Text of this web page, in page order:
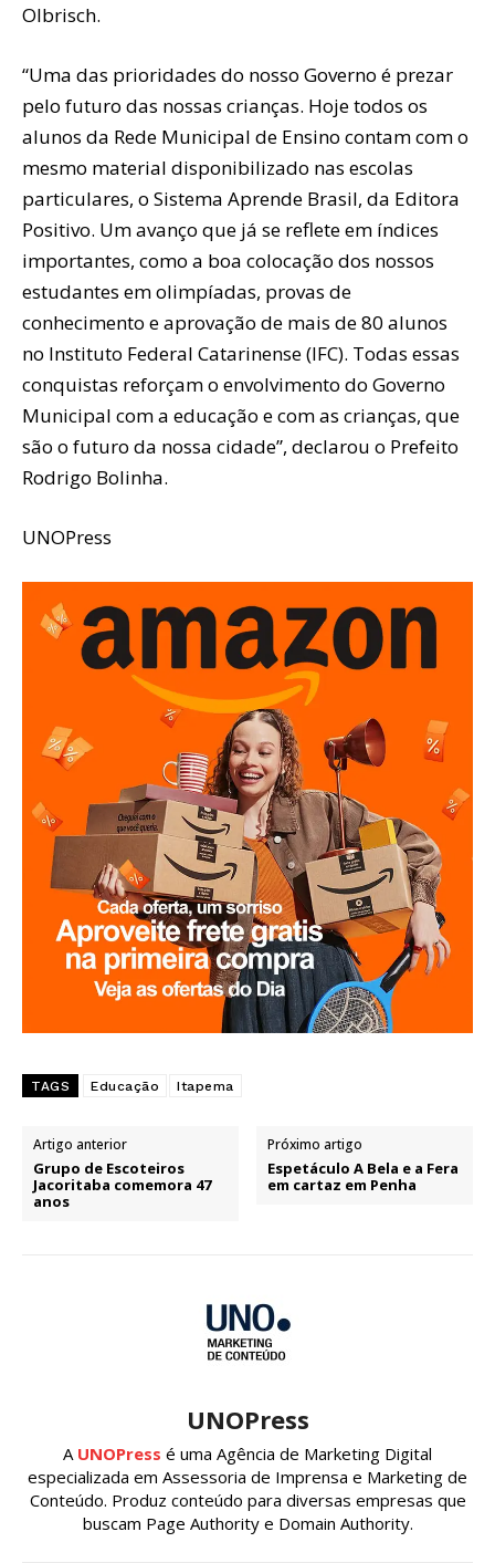
Olbrisch.
“Uma das prioridades do nosso Governo é prezar
pelo futuro das nossas crianças. Hoje todos os
alunos da Rede Municipal de Ensino contam com o
mesmo material disponibilizado nas escolas
particulares, o Sistema Aprende Brasil, da Editora
Positivo. Um avanço que já se reflete em índices
importantes, como a boa colocação dos nossos
estudantes em olimpíadas, provas de
conhecimento e aprovação de mais de 80 alunos
no Instituto Federal Catarinense (IFC). Todas essas
conquistas reforçam o envolvimento do Governo
Municipal com a educação e com as crianças, que
são o futuro da nossa cidade”, declarou o Prefeito
Rodrigo Bolinha.
UNOPress
TAGS Educação Itapema
Artigo anterior
Grupo de Escoteiros
Jacoritaba comemora 47
anos
Próximo artigo
Espetáculo A Bela e a Fera
em cartaz em Penha
UNOPress
A UNOPress é uma Agência de Marketing Digital
especializada em Assessoria de Imprensa e Marketing de
Conteúdo. Produz conteúdo para diversas empresas que
buscam Page Authority e Domain Authority.